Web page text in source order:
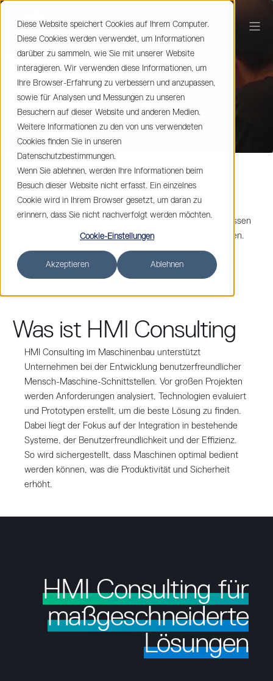
Diese Website speichert Cookies auf Ihrem Computer.
Diese Cookies werden verwendet, um Informationen
darüber zu sammeln, wie Sie mit unserer Website
interagieren. Wir verwenden diese Informationen, um
Ihre Browser-Erfahrung zu verbessern und anzupassen,
sowie für Analysen und Messungen zu unseren
Besuchern auf dieser Website und anderen Medien.
Weitere Informationen zu den von uns verwendeten
Cookies finden Sie in unseren
Datenschutzbestimmungen.
Wenn Sie ablehnen, werden Ihre Informationen beim
Besuch dieser Website nicht erfasst. Ein einzelnes
Cookie wird in Ihrem Browser gesetzt, um daran zu
erinnern, dass Sie nicht nachverfolgt werden möchten.
Cookie-Einstellungen
Akzeptieren Ablehnen
HMI Consulting
Ein HMI Entwicklungsprojekt ist ein wichtiger Schritt – lassen
Sie uns im Vorfeld über ihre Pläne und Strategien sprechen.
Unsere Inputs basieren auf 25 Jahre Erfahrung.
Was ist HMI Consulting
HMI Consulting im Maschinenbau unterstützt
Unternehmen bei der Entwicklung benutzerfreundlicher
Mensch-Maschine-Schnittstellen. Vor großen Projekten
werden Anforderungen analysiert, Technologien evaluiert
und Prototypen erstellt, um die beste Lösung zu finden.
Dabei liegt der Fokus auf der Integration in bestehende
Systeme, der Benutzerfreundlichkeit und der Effizienz.
So wird sichergestellt, dass Maschinen optimal bedient
werden können, was die Produktivität und Sicherheit
erhöht.
HMI Consulting für
maßgeschneiderte
Lösungen